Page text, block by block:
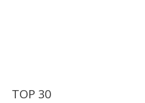
TOP 30